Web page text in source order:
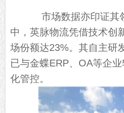
市场数据亦印证其领
中，英脉物流凭借技术创
场份额达23%。其自主研
已与金蝶ERP、OA等企
化管控。